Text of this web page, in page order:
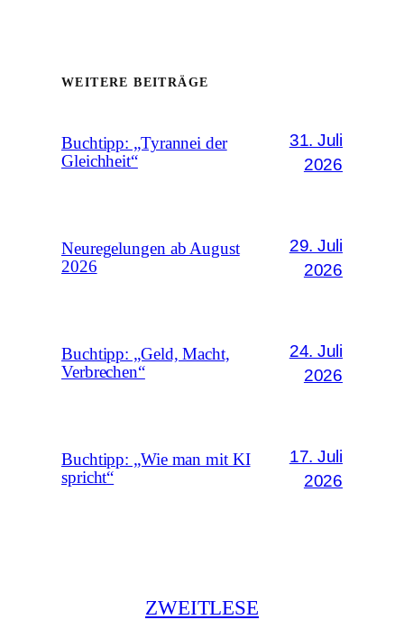
WEITERE BEITRÄGE
Buchtipp: „Tyrannei der
Gleichheit“
31. Juli
2026
Neuregelungen ab August
2026
29. Juli
2026
Buchtipp: „Geld, Macht,
Verbrechen“
24. Juli
2026
Buchtipp: „Wie man mit KI
spricht“
17. Juli
2026
ZWEITLESE